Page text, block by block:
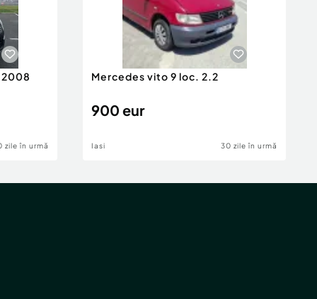
2008
zile în urmă
Mercedes vito 9 loc. 2.2
900 eur
Iasi 30 zile în urmă